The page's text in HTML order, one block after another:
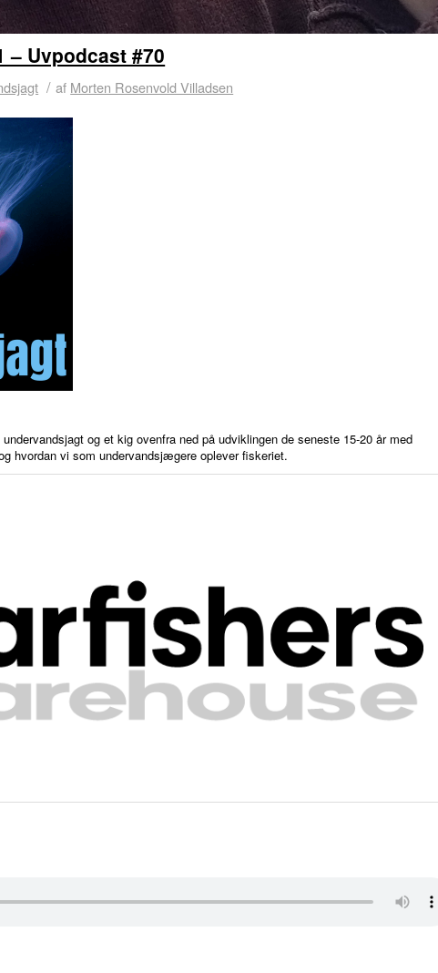
– Uvpodcast #70
/ af Morten Rosenvold Villadsen
og et kig ovenfra ned på udviklingen de seneste 15-20 år med
hvordan vi som undervandsjægere oplever fiskeriet.